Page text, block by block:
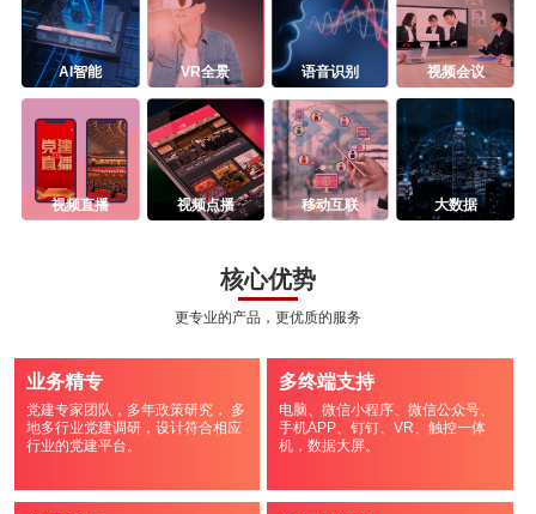
AI智能 VR全景 语音识别 视频会议
视频直播 视频点播 移动互联 大数据
核心优势
更专业的产品，更优质的服务
业务精专
党建专家团队，多年政策研究， 多
地多行业党建调研，设计符合相应
行业的党建平台。
多终端支持
电脑、微信小程序、微信公众号、
手机APP、钉钉、VR、触控一体
机，数据大屏。